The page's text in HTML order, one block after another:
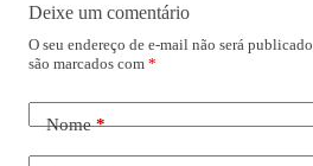
Deixe um comentário
O seu endereço de e-mail não será publicado.
são marcados com *
Nome*